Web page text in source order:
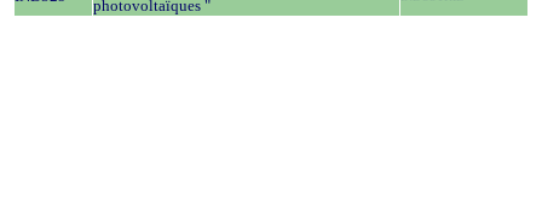
photovoltaïques "